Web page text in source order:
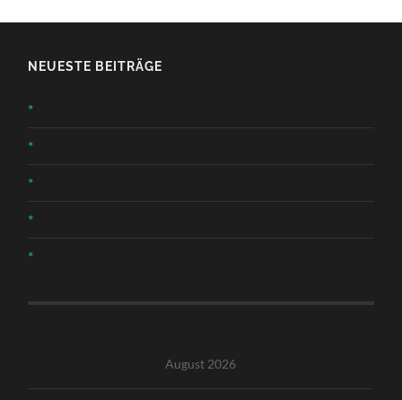
NEUESTE BEITRÄGE
*
*
*
*
*
August 2026